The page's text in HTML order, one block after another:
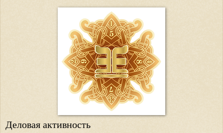
Деловая активность